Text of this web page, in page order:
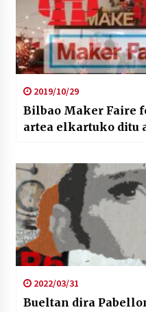
2019/10/29
Bilbao Maker Faire
artea elkartuko ditu
2022/03/31
Bueltan dira